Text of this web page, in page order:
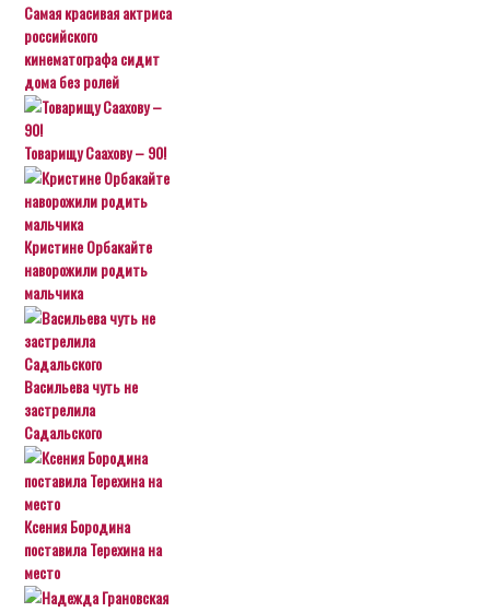
Самая красивая актриса
российского
кинематографа сидит
дома без ролей
Товарищу Саахову – 90!
Кристине Орбакайте
наворожили родить
мальчика
Васильева чуть не
застрелила
Садальского
Ксения Бородина
поставила Терехина на
место